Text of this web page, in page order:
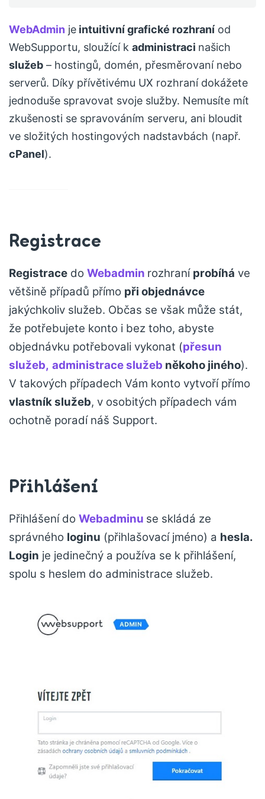
WebAdmin je intuitivní grafické rozhraní od
WebSupportu, sloužící k administraci našich
služeb – hostingů, domén, přesměrovaní nebo
serverů. Díky přívětivému UX rozhraní dokážete
jednoduše spravovat svoje služby. Nemusíte mít
zkušenosti se spravováním serveru, ani bloudit
ve složitých hostingových nadstavbách (např.
cPanel).
Registrace
Registrace do Webadmin rozhraní probíhá ve
většině případů přímo při objednávce
jakýchkoliv služeb. Občas se však může stát,
že potřebujete konto i bez toho, abyste
objednávku potřebovali vykonat (přesun
služeb, administrace služeb někoho jiného).
V takových případech Vám konto vytvoří přímo
vlastník služeb, v osobitých případech vám
ochotně poradí náš Support.
Přihlášení
Přihlášení do Webadminu se skládá ze
správného loginu (přihlašovací jméno) a hesla.
Login je jedinečný a používa se k přihlášení,
spolu s heslem do administrace služeb.